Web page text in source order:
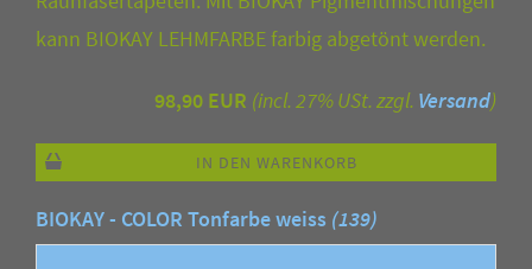
kann BIOKAY LEHMFARBE farbig abgetönt werden.
98,90 EUR (incl. 27% USt. zzgl. Versand)
IN DEN WARENKORB
BIOKAY - COLOR Tonfarbe weiss (139)